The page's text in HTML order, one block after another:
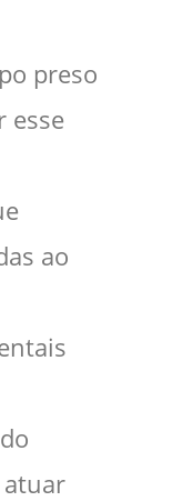
preso
esse
ao